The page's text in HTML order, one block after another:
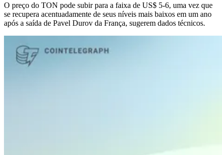
O preço do TON pode subir para a faixa de US$ 5-6, uma vez que
se recupera acentuadamente de seus níveis mais baixos em um ano
após a saída de Pavel Durov da França, sugerem dados técnicos.